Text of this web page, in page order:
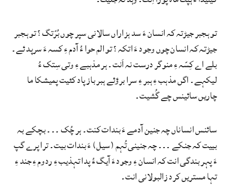
تو ہجبر جیڑتہ کہ انسان ءَ سد ہزاراں سالانی سپر چوں بُرّتگ؟ تو ہجبر
جیڑتہ کہ انسان چوں وجود ءَ اتکہ؟ تو الم حوا ءُ آدم ءِ کسہ ءَ سرپد ئے۔
بلے اے کِسّہ ءِ منوگر درست نہ اَنت۔ ہر مذہبے ءِ وتی سِتک ءُ
لیکہے۔ اگں مذہب ءِ ہبر ءِ سرا برؤئے ہبر باز پاد کئیت پمیشکا ما
چاریں سائینس چے گُشیت۔
سائنس انساناں چہ جنین آدمے ءَ بندات کنت۔ ہر چُک ۔۔۔ بچکے بہ
بییت کہ جنکے ۔۔۔ چہ جنینی تُہم (سیل) ءَ بندات بیت۔ ترا پرے گپ
ءَ پہر بندگی انت کہ انسان ءِ وجود ءَ آیگ ءُ پدا تہذیب ءِ ردوم ءِ جند ءِ
تہا مستریں کرد زالبولانی انت۔